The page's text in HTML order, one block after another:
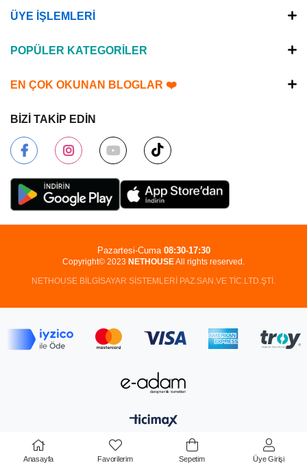
ÜYE İŞLEMLERİ
POPÜLER KATEGORİLER
EN ÇOK OKUNAN BLOGLAR ❤️
BİZİ TAKİP EDİN
Copyright© 2023 NETHOUSEAll rights reserved.
NETHOUSE BİLGİSAYAR SİSTEMLERİ PAZ.SAN.VE TİC.LTD.ŞTİ.
Pazartesi-Cuma 08:30-17:30
Anasayfa Favorilerim Sepetim Üye Girişi